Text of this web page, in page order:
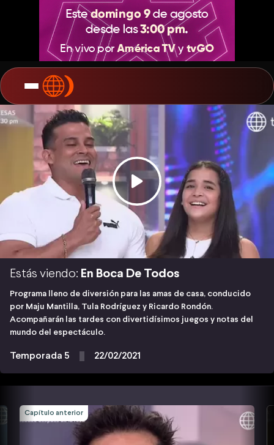
Estás viendo: En Boca De Todos
Programa lleno de diversión para las amas de casa, conducido
por Maju Mantilla, Tula Rodríguez y Ricardo Rondón.
Acompañarán las tardes con divertidísimos juegos y notas del
mundo del espectáculo.
Temporada 5 22/02/2021
Capítulo anterior